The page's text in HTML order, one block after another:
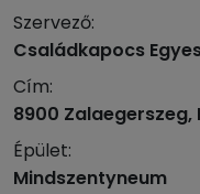
Szervező:
Családkapocs
Cím:
8900
Épület:
Mindszentyneum